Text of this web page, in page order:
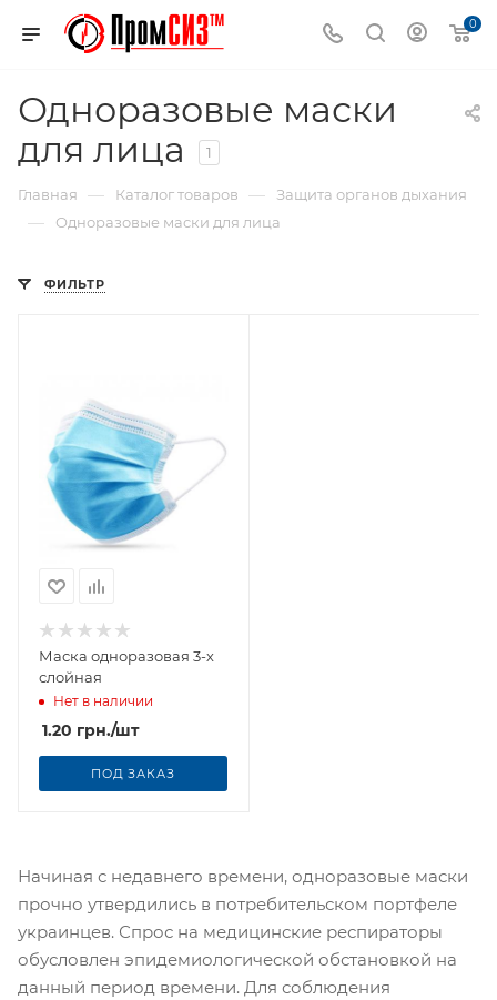
0
Одноразовые маски
для лица
1
Главная — Каталог товаров — Защита органов дыхания
— Одноразовые маски для лица
ФИЛЬТР
Маска одноразовая 3-х
слойная
Нет в наличии
1.20 грн./шт
ПОД ЗАКАЗ
Начиная с недавнего времени, одноразовые маски
прочно утвердились в потребительском портфеле
украинцев. Спрос на медицинские респираторы
обусловлен эпидемиологической обстановкой на
данный период времени. Для соблюдения